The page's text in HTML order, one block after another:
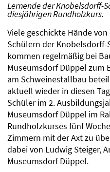
Lernende der Knobelsdorff-
diesjährigen Rundholzkurs.
Viele geschickte Hände
Schülern der Knobelsdorff-
kommen regelmäßig bei
Museumsdorf Düppel zum
am Schweinestallbau
aktuell wieder in diesen
Schüler im 2.
Museumsdorf Düppel im
Rundholzkurses fünf
Zimmern mit der Axt zu
dabei von Ludwig Steiger,
Museumsdorf Düppel.